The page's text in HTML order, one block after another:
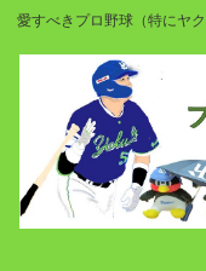
愛すべきプロ野球（特にヤ